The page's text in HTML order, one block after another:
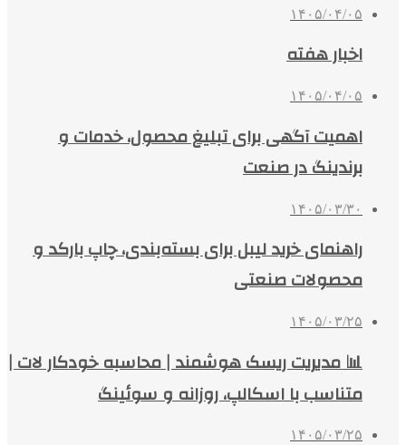
۱۴۰۵/۰۴/۰۵
اخبار هفته
۱۴۰۵/۰۴/۰۵
اهمیت آگهی برای تبلیغ محصول، خدمات و
برندینگ در صنعت
۱۴۰۵/۰۳/۳۰
راهنمای خرید لیبل برای بسته‌بندی، چاپ بارکد و
محصولات صنعتی
۱۴۰۵/۰۳/۲۵
📊 مدیریت ریسک هوشمند | محاسبه خودکار لات |
متناسب با اسکالپ، روزانه و سوئینگ
۱۴۰۵/۰۳/۲۵